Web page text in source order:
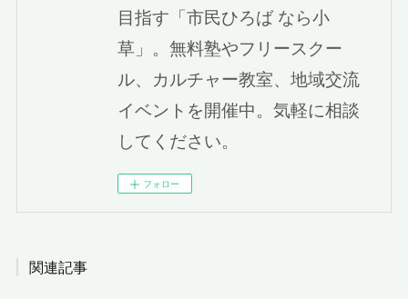
目指す「市民ひろば なら小
草」。無料塾やフリースクー
ル、カルチャー教室、地域交流
イベントを開催中。気軽に相談
してください。
フォロー
関連記事